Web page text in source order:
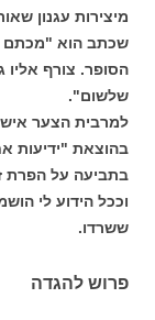
מיצירות עגנון
שכתב הוא "מכתם
הסופר. צורף
שלשום".
למרבית הצער
בהוצאת "ידיעות
בתביעה על הפרת
וככל הידוע לי
ששרדו.
פרוש להגדה